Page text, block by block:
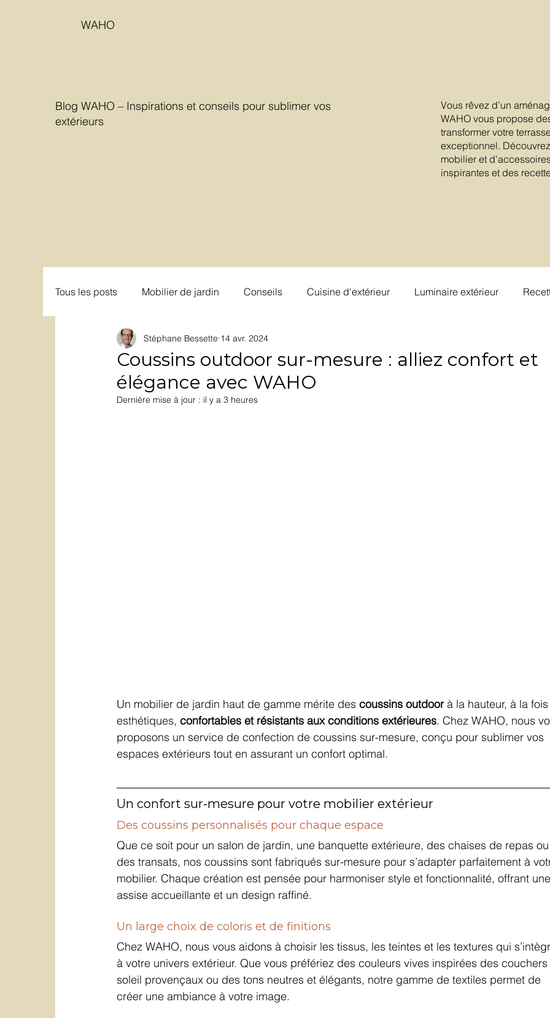
WAHO
Blog WAHO – Inspirations et conseils pour sublimer vos
extérieurs
Vous rêvez d’un
WAHO vous propose
transformer votre
exceptionnel.
mobilier et
inspirantes et des
Tous les posts Mobilier de jardin Conseils Cuisine d'extérieur Luminaire extérieur
Coussins outdoor sur-mesure : alliez confort et
élégance avec WAHO
Stéphane Bessette 14 avr. 2024
Dernière mise à jour : il y a 3 heures
Un mobilier de jardin haut de gamme mérite des coussins outdoor à la hauteur, à la
esthétiques, confortables et résistants aux conditions extérieures. Chez WAHO, nous
proposons un service de confection de coussins sur-mesure, conçu pour sublimer vos
espaces extérieurs tout en assurant un confort optimal.
Un confort sur-mesure pour votre mobilier extérieur
Des coussins personnalisés pour chaque espace
Que ce soit pour un salon de jardin, une banquette extérieure, des chaises de repas
des transats, nos coussins sont fabriqués sur-mesure pour s’adapter parfaitement à
mobilier. Chaque création est pensée pour harmoniser style et fonctionnalité, offrant
assise accueillante et un design raffiné.
Un large choix de coloris et de finitions
Chez WAHO, nous vous aidons à choisir les tissus, les teintes et les textures qui
à votre univers extérieur. Que vous préfériez des couleurs vives inspirées des
soleil provençaux ou des tons neutres et élégants, notre gamme de textiles permet de
créer une ambiance à votre image.